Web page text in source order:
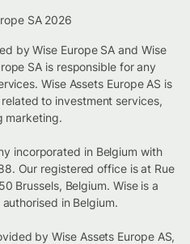
SA 2026
by Wise Europe SA and Wise
SA is responsible for any
Wise Assets Europe AS is
to investment services,
marketing.
incorporated in Belgium with
Our registered office is at Rue
Brussels, Belgium. Wise is a
in Belgium.
by Wise Assets Europe AS,